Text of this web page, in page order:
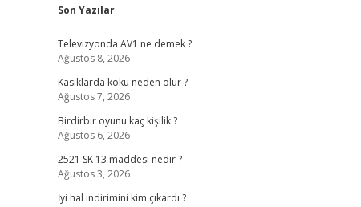
Sidebar
Son Yazılar
Televizyonda AV1 ne demek ?
Ağustos 8, 2026
Kasıklarda koku neden olur ?
Ağustos 7, 2026
Birdirbir oyunu kaç kişilik ?
Ağustos 6, 2026
2521 SK 13 maddesi nedir ?
Ağustos 3, 2026
İyi hal indirimini kim çıkardı ?